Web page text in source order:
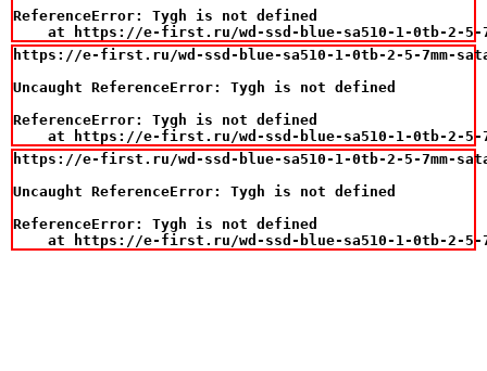
ReferenceError: Tygh is not defined
at https://e-first.ru/wd-ssd-blue-sa510-1-0tb-2-
https://e-first.ru/wd-ssd-blue-sa510-1-0tb-2-5-7mm-
Uncaught ReferenceError: Tygh is not defined
ReferenceError: Tygh is not defined
at https://e-first.ru/wd-ssd-blue-sa510-1-0tb-2-
https://e-first.ru/wd-ssd-blue-sa510-1-0tb-2-5-7mm-
Uncaught ReferenceError: Tygh is not defined
ReferenceError: Tygh is not defined
at https://e-first.ru/wd-ssd-blue-sa510-1-0tb-2-